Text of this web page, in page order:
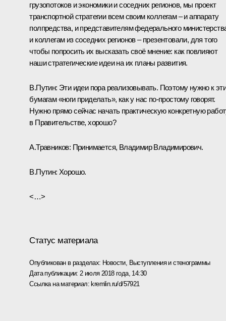
грузопотоков и экономики и соседних регионов, мы проект
транспортной стратегии всем своим коллегам – и аппарату
полпредства, и представителям федерального
и коллегам из соседних регионов – презентовали, для того
чтобы попросить их высказать своё мнение: как повлияют
наши стратегические идеи на их планы развития.
В.Путин: Эти идеи пора реализовывать. Поэтому нужно к
бумагам «ноги приделать», как у нас по‑простому говорят.
Нужно прямо сейчас начать практическую конкретную
в Правительстве, хорошо?
А.Травников: Принимается, Владимир Владимирович.
В.Путин: Хорошо.
<…>
Статус материала
Опубликован в разделах: Новости, Выступления и стенограммы
Дата публикации: 2 июля 2018 года, 14:30
Ссылка на материал: kremlin.ru/d/57921